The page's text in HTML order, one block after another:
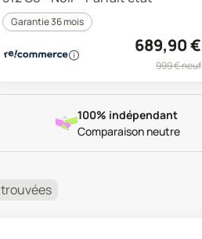
Garantie 36 mois
689,90€
999€ neuf
100% indépendant
Comparaison neutre
trouvées